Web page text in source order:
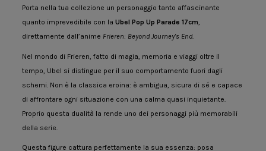
Porta nella tua collezione un personaggio tanto affascinante
quanto imprevedibile con laUbel Pop Up Parade 17cm,
direttamente dall’anime Frieren: Beyond Journey’s End.
Nel mondo di Frieren, fatto di magia, memoria e viaggi oltre il
tempo, Ubel si distingue per il suo comportamento fuori dagli
schemi. Non è la classica eroina: è ambigua, sicura di sé e capace
di affrontare ogni situazione con una calma quasi inquietante.
Proprio questa dualità la rende uno dei personaggi più memorabili
della serie.
Questa figure cattura perfettamente la sua essenza: posa